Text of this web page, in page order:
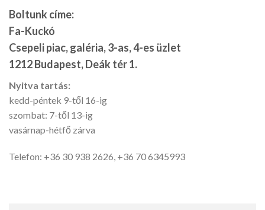
Boltunk címe:
Fa-Kuckó
Csepeli piac, galéria, 3-as, 4-es üzlet
1212 Budapest, Deák tér 1.
Nyitva tartás:
kedd-péntek 9-től 16-ig
szombat: 7-től 13-ig
vasárnap-hétfő zárva
Telefon: +36 30 938 2626, +36 70 6345993